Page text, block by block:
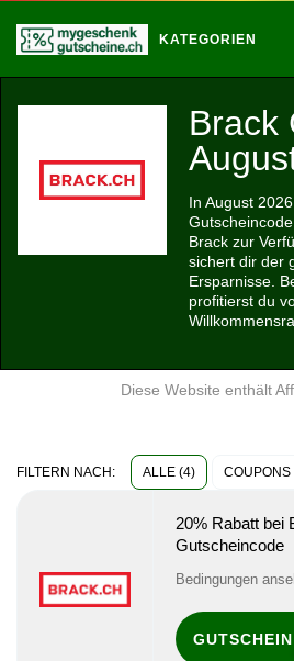
KATEGORIEN
Brack
In August
Brack zur
sichert dir der
Ersparnisse.
profitierst du
Diese Website enthält
FILTERN NACH: ALLE (4) COUPONS
20% Rabatt bei
Gutscheincode
Bedingungen
GUTSCHEIN